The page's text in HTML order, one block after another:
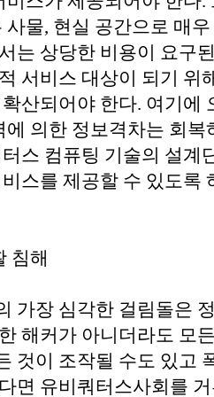
물, 현실 공간으로 매
는 상당한 비용이 요구
서비스 대상이 되기 위
산되어야 한다. 여기에
에 의한 정보격차는 회
스 컴퓨팅 기술의 설계
스를 제공할 수 있도록
침해
가장 심각한 걸림돌은
해커가 아니더라도 모
것이 조작될 수도 있고
면 유비쿼터스사회를